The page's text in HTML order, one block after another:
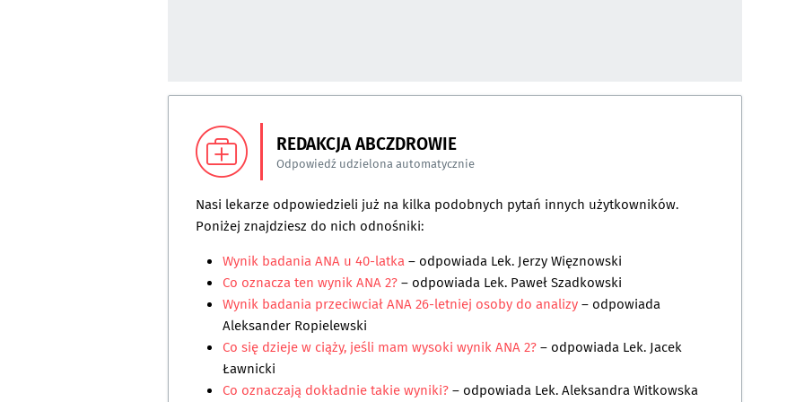
REDAKCJA ABCZDROWIE
Odpowiedź udzielona automatycznie
Nasi lekarze odpowiedzieli już na kilka podobnych pytań innych użytkowników.
Poniżej znajdziesz do nich odnośniki:
Wynik badania ANA u 40-latka– odpowiada Lek. Jerzy Więznowski
Co oznacza ten wynik ANA 2?– odpowiada Lek. Paweł Szadkowski
Wynik badania przeciwciał ANA 26-letniej osoby do analizy– odpowiada
Aleksander Ropielewski
Co się dzieje w ciąży, jeśli mam wysoki wynik ANA 2?– odpowiada Lek. Jacek
Ławnicki
Co oznaczają dokładnie takie wyniki?– odpowiada Lek. Aleksandra Witkowska